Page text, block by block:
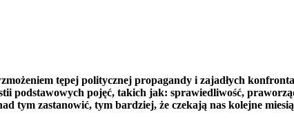
tępej politycznej propagandy i zajadłych
podstawowych pojęć, takich jak: sprawiedliwość,
tym zastanowić, tym bardziej, że czekają nas kolejne